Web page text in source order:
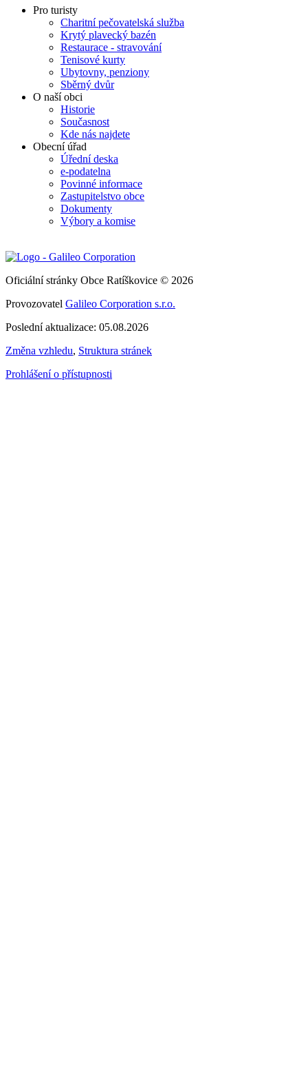
Pro turisty
Charitní pečovatelská služba
Krytý plavecký bazén
Restaurace - stravování
Tenisové kurty
Ubytovny, penziony
Sběrný dvůr
O naší obci
Historie
Současnost
Kde nás najdete
Obecní úřad
Úřední deska
e-podatelna
Povinné informace
Zastupitelstvo obce
Dokumenty
Výbory a komise
Oficiální stránky Obce Ratíškovice © 2026
Provozovatel Galileo Corporation s.r.o.
Poslední aktualizace: 05.08.2026
Změna vzhledu, Struktura stránek
Prohlášení o přístupnosti